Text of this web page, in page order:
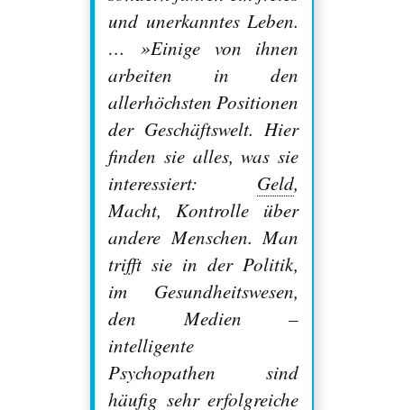
und unerkanntes Leben.
… »Einige von ihnen
arbeiten in den
allerhöchsten Positionen
der Geschäftswelt. Hier
finden sie alles, was sie
interessiert: Geld,
Macht, Kontrolle über
andere Menschen. Man
trifft sie in der Politik,
im Gesundheitswesen,
den Medien –
intelligente
Psychopathen sind
häufig sehr erfolgreiche